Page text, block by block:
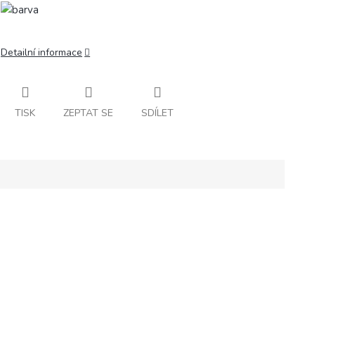
Detailní informace
TISK ZEPTAT SE SDÍLET